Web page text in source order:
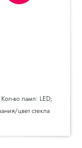
во ламп: LED;
цвет стекла